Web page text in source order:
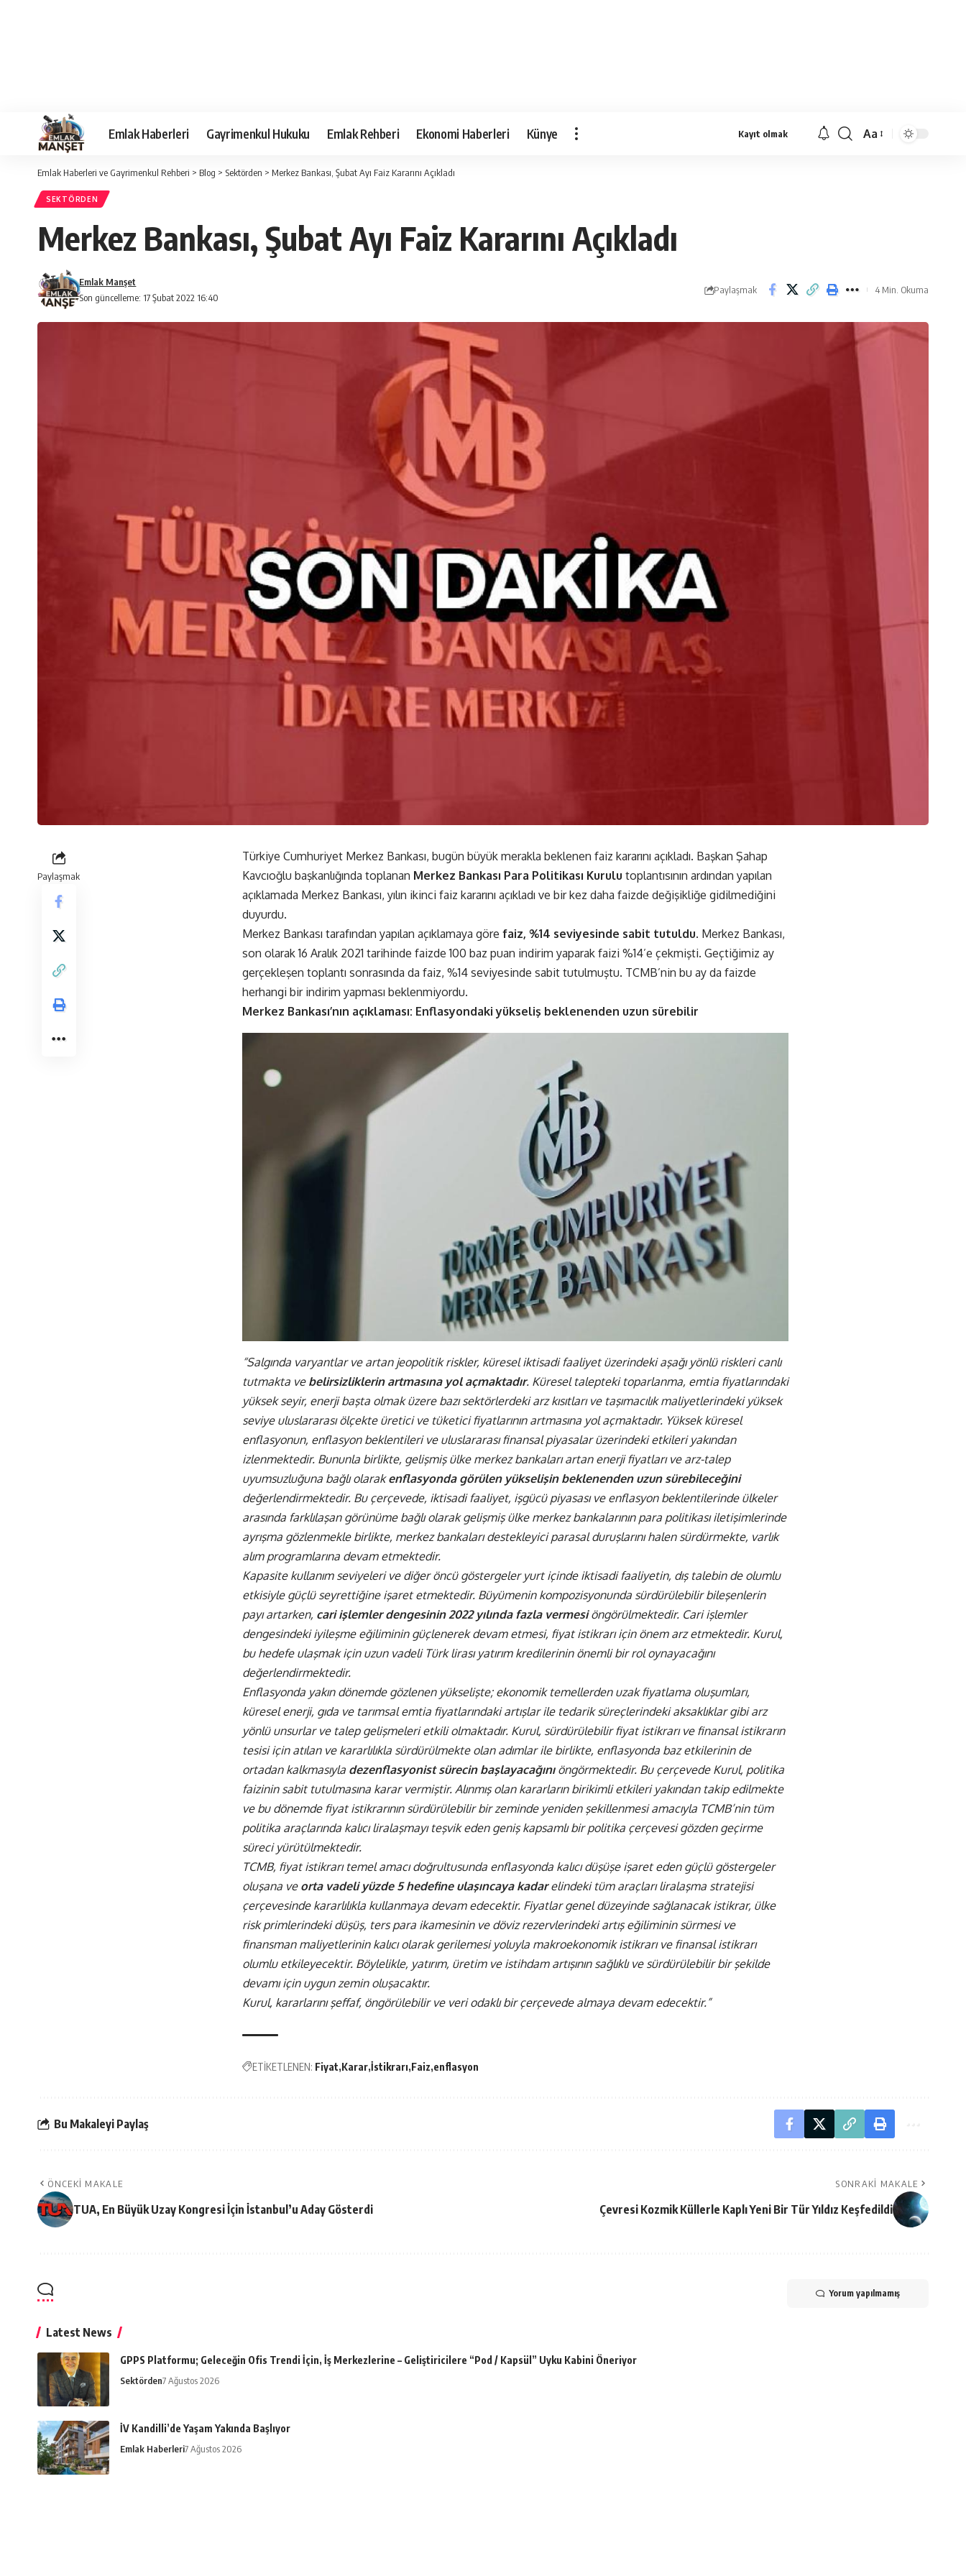
Emlak Haberleri Gayrimenkul Hukuku Emlak Rehberi Ekonomi Haberleri Künye Kayıt olmak
Yazı
Aa
Emlak Haberleri ve Gayrimenkul Rehberi > Blog > Sektörden > Merkez Bankası, Şubat Ayı Faiz Kararını Açıkladı
SEKTÖRDEN
Merkez Bankası, Şubat Ayı Faiz Kararını Açıkladı
Son güncelleme: 17 Şubat 2022 16:40
Emlak Manşet
Paylaşmak 4 Min. Okuma
Paylaşmak
Türkiye Cumhuriyet Merkez Bankası, bugün büyük merakla beklenen faiz kararını açıkladı. Başkan Şahap
Kavcıoğlu başkanlığında toplanan Merkez Bankası Para Politikası Kurulu toplantısının ardından yapılan
açıklamada Merkez Bankası, yılın ikinci faiz kararını açıkladı ve bir kez daha faizde değişikliğe gidilmediğini
duyurdu.
Merkez Bankası tarafından yapılan açıklamaya göre faiz, %14 seviyesinde sabit tutuldu. Merkez Bankası,
son olarak 16 Aralık 2021 tarihinde faizde 100 baz puan indirim yaparak faizi %14’e çekmişti. Geçtiğimiz ay
gerçekleşen toplantı sonrasında da faiz, %14 seviyesinde sabit tutulmuştu. TCMB’nin bu ay da faizde
herhangi bir indirim yapması beklenmiyordu.
Merkez Bankası’nın açıklaması: Enflasyondaki yükseliş beklenenden uzun sürebilir
“Salgında varyantlar ve artan jeopolitik riskler, küresel iktisadi faaliyet üzerindeki aşağı yönlü riskleri canlı
tutmakta ve belirsizliklerin artmasına yol açmaktadır. Küresel talepteki toparlanma, emtia fiyatlarındaki
yüksek seyir, enerji başta olmak üzere bazı sektörlerdeki arz kısıtları ve taşımacılık maliyetlerindeki yüksek
seviye uluslararası ölçekte üretici ve tüketici fiyatlarının artmasına yol açmaktadır. Yüksek küresel
enflasyonun, enflasyon beklentileri ve uluslararası finansal piyasalar üzerindeki etkileri yakından
izlenmektedir. Bununla birlikte, gelişmiş ülke merkez bankaları artan enerji fiyatları ve arz-talep
uyumsuzluğuna bağlı olarakenflasyonda görülen yükselişin beklenenden uzun sürebileceğini
değerlendirmektedir. Bu çerçevede, iktisadi faaliyet, işgücü piyasası ve enflasyon beklentilerinde ülkeler
arasında farklılaşan görünüme bağlı olarak gelişmiş ülke merkez bankalarının para politikası iletişimlerinde
ayrışma gözlenmekle birlikte, merkez bankaları destekleyici parasal duruşlarını halen sürdürmekte, varlık
alım programlarına devam etmektedir.
Kapasite kullanım seviyeleri ve diğer öncü göstergeler yurt içinde iktisadi faaliyetin, dış talebin de olumlu
etkisiyle güçlü seyrettiğine işaret etmektedir. Büyümenin kompozisyonunda sürdürülebilir bileşenlerin
payı artarken, cari işlemler dengesinin 2022 yılında fazla vermesiöngörülmektedir. Cari işlemler
dengesindeki iyileşme eğiliminin güçlenerek devam etmesi, fiyat istikrarı için önem arz etmektedir. Kurul,
bu hedefe ulaşmak için uzun vadeli Türk lirası yatırım kredilerinin önemli bir rol oynayacağını
değerlendirmektedir.
Enflasyonda yakın dönemde gözlenen yükselişte; ekonomik temellerden uzak fiyatlama oluşumları,
küresel enerji, gıda ve tarımsal emtia fiyatlarındaki artışlar ile tedarik süreçlerindeki aksaklıklar gibi arz
yönlü unsurlar ve talep gelişmeleri etkili olmaktadır. Kurul, sürdürülebilir fiyat istikrarı ve finansal istikrarın
tesisi için atılan ve kararlılıkla sürdürülmekte olan adımlar ile birlikte, enflasyonda baz etkilerinin de
ortadan kalkmasıyla dezenflasyonist sürecin başlayacağınıöngörmektedir. Bu çerçevede Kurul, politika
faizinin sabit tutulmasına karar vermiştir. Alınmış olan kararların birikimli etkileri yakından takip edilmekte
ve bu dönemde fiyat istikrarının sürdürülebilir bir zeminde yeniden şekillenmesi amacıyla TCMB’nin tüm
politika araçlarında kalıcı liralaşmayı teşvik eden geniş kapsamlı bir politika çerçevesi gözden geçirme
süreci yürütülmektedir.
TCMB, fiyat istikrarı temel amacı doğrultusunda enflasyonda kalıcı düşüşe işaret eden güçlü göstergeler
oluşana ve orta vadeli yüzde 5 hedefine ulaşıncaya kadarelindeki tüm araçları liralaşma stratejisi
çerçevesinde kararlılıkla kullanmaya devam edecektir. Fiyatlar genel düzeyinde sağlanacak istikrar, ülke
risk primlerindeki düşüş, ters para ikamesinin ve döviz rezervlerindeki artış eğiliminin sürmesi ve
finansman maliyetlerinin kalıcı olarak gerilemesi yoluyla makroekonomik istikrarı ve finansal istikrarı
olumlu etkileyecektir. Böylelikle, yatırım, üretim ve istihdam artışının sağlıklı ve sürdürülebilir bir şekilde
devamı için uygun zemin oluşacaktır.
Kurul, kararlarını şeffaf, öngörülebilir ve veri odaklı bir çerçevede almaya devam edecektir.”
ETİKETLENEN: Fiyat Karar İstikrarı Faiz enflasyon
Bu Makaleyi Paylaş
ÖNCEKI MAKALE
TUA, En Büyük Uzay Kongresi İçin İstanbul’u Aday Gösterdi
SONRAKI MAKALE
Çevresi Kozmik Küllerle Kaplı Yeni Bir Tür Yıldız Keşfedildi
Yorum yapılmamış
Latest News
GPPS Platformu; Geleceğin Ofis Trendi İçin, İş Merkezlerine – Geliştiricilere “Pod / Kapsül” Uyku Kabini Öneriyor
Sektörden7 Ağustos 2026
İV Kandilli’de Yaşam Yakında Başlıyor
Emlak Haberleri7 Ağustos 2026